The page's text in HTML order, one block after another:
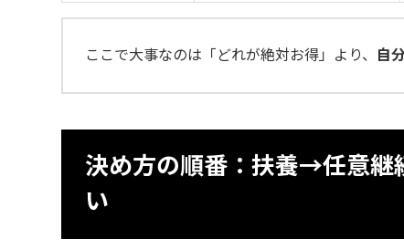
ここで大事なのは「どれが絶対お得」より、 自
決め方の順番：扶養→任意継
い